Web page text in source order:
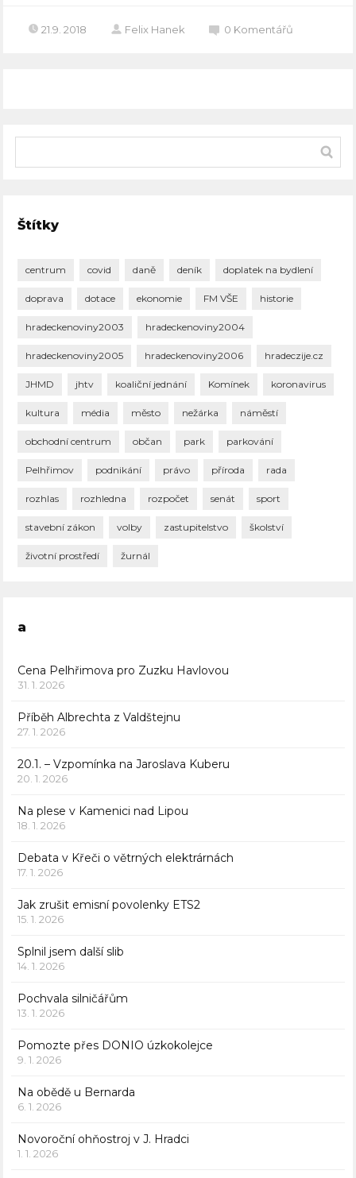
21.9. 2018 Felix Hanek 0 Komentářů
Štítky
centrum covid daně deník doplatek na bydlení
doprava dotace ekonomie FM VŠE historie
hradeckenoviny2003 hradeckenoviny2004
hradeckenoviny2005 hradeckenoviny2006 hradeczije.cz
JHMD jhtv koaliční jednání Komínek koronavirus
kultura média město nežárka náměstí
obchodní centrum občan park parkování
Pelhřimov podnikání právo příroda rada
rozhlas rozhledna rozpočet senát sport
stavební zákon volby zastupitelstvo školství
životní prostředí žurnál
a
Cena Pelhřimova pro Zuzku Havlovou
31. 1. 2026
Příběh Albrechta z Valdštejnu
27. 1. 2026
20.1. – Vzpomínka na Jaroslava Kuberu
20. 1. 2026
Na plese v Kamenici nad Lipou
18. 1. 2026
Debata v Křeči o větrných elektrárnách
17. 1. 2026
Jak zrušit emisní povolenky ETS2
15. 1. 2026
Splnil jsem další slib
14. 1. 2026
Pochvala silničářům
13. 1. 2026
Pomozte přes DONIO úzkokolejce
9. 1. 2026
Na obědě u Bernarda
6. 1. 2026
Novoroční ohňostroj v J. Hradci
1. 1. 2026